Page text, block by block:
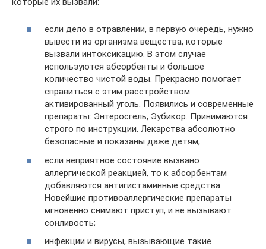
если дело в отравлении, в первую очередь, нужно
вывести из организма вещества, которые
вызвали интоксикацию. В этом случае
используются абсорбенты и большое
количество чистой воды. Прекрасно помогает
справиться с этим расстройством
активированный уголь. Появились и современные
препараты: Энтеросгель, Эубикор. Принимаются
строго по инструкции. Лекарства абсолютно
безопасные и показаны даже детям;
если неприятное состояние вызвано
аллергической реакцией, то к абсорбентам
добавляются антигистаминные средства.
Новейшие противоаллергические препараты
мгновенно снимают приступ, и не вызывают
сонливость;
инфекции и вирусы, вызывающие такие